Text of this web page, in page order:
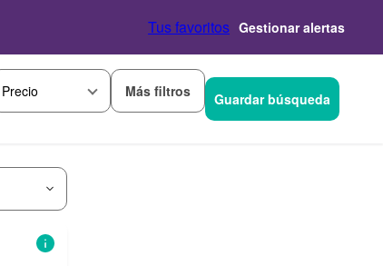
Tus favoritos Gestionar alertas
Precio Más filtros Guardar búsqueda